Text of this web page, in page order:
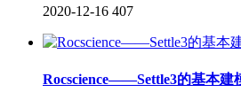
2020-12-16 407
Rocscience——Settle3的基本建